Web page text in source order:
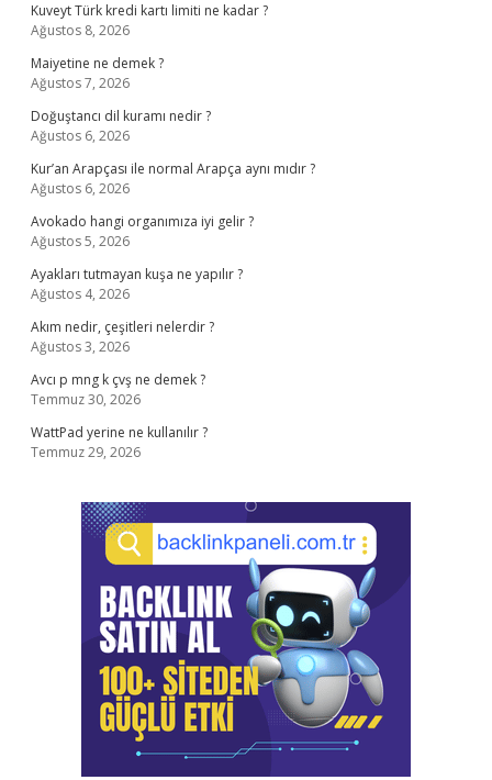
Kuveyt Türk kredi kartı limiti ne kadar ?
Ağustos 8, 2026
Maiyetine ne demek ?
Ağustos 7, 2026
Doğuştancı dil kuramı nedir ?
Ağustos 6, 2026
Kur’an Arapçası ile normal Arapça aynı mıdır ?
Ağustos 6, 2026
Avokado hangi organımıza iyi gelir ?
Ağustos 5, 2026
Ayakları tutmayan kuşa ne yapılır ?
Ağustos 4, 2026
Akım nedir, çeşitleri nelerdir ?
Ağustos 3, 2026
Avcı p mng k çvş ne demek ?
Temmuz 30, 2026
WattPad yerine ne kullanılır ?
Temmuz 29, 2026